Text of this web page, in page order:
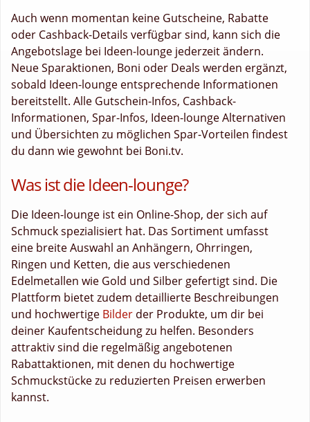
Auch wenn momentan keine Gutscheine, Rabatte
oder Cashback-Details verfügbar sind, kann sich die
Angebotslage bei Ideen-lounge jederzeit ändern.
Neue Sparaktionen, Boni oder Deals werden ergänzt,
sobald Ideen-lounge entsprechende Informationen
bereitstellt. Alle Gutschein-Infos, Cashback-
Informationen, Spar-Infos, Ideen-lounge Alternativen
und Übersichten zu möglichen Spar-Vorteilen findest
du dann wie gewohnt bei Boni.tv.
Was ist die Ideen-lounge?
Die Ideen-lounge ist ein Online-Shop, der sich auf
Schmuck spezialisiert hat. Das Sortiment umfasst
eine breite Auswahl an Anhängern, Ohrringen,
Ringen und Ketten, die aus verschiedenen
Edelmetallen wie Gold und Silber gefertigt sind. Die
Plattform bietet zudem detaillierte Beschreibungen
und hochwertige Bilder der Produkte, um dir bei
deiner Kaufentscheidung zu helfen. Besonders
attraktiv sind die regelmäßig angebotenen
Rabattaktionen, mit denen du hochwertige
Schmuckstücke zu reduzierten Preisen erwerben
kannst.